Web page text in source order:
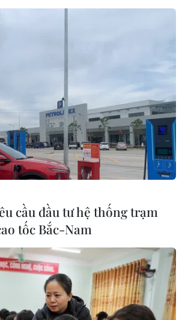
cầu đầu tư hệ thống trạm
tốc Bắc-Nam